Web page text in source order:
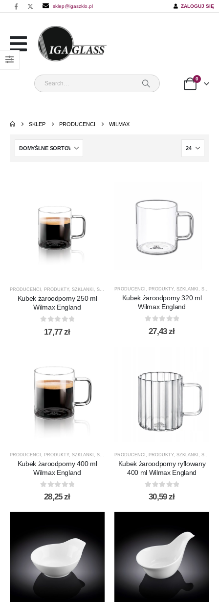
sklep@igaszklo.pl ZALOGUJ SIĘ
0
SKLEP PRODUCENCI WILMAX
PRODUCENCI , PRODUKTY, SZKLANKI , SZKLANKI DO HERBATY ,SZKLANKI DO KAWY,
Kubek żaroodporny 250 ml
Wilmax England
out of 5
17,77zł
PRODUCENCI , PRODUKTY, SZKLANKI , SZKLANKI DO HERBATY
Kubek żaroodporny 320 ml
Wilmax England
out of 5
27,43zł
PRODUCENCI PRODUKTY, SZKLANKI SZKLANKI DO HERBATY ,SZKLANKI DO KAWY
Kubek żaroodporny 400 ml
Wilmax England
out of 5
28,25zł
PRODUCENCI PRODUKTY, SZKLANKI SZKLANKI DO HERBATY
Kubek żaroodporny ryflowany
400 ml Wilmax England
out of 5
30,59zł